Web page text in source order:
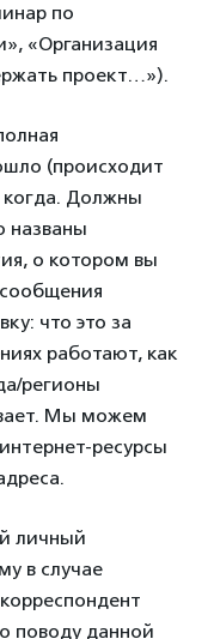
по
«Организация
проект…»).
(происходит
когда. Должны
названы
о котором вы
что это за
работают, как
регионы
Мы можем
ресурсы
личный
в случае
поводу данной